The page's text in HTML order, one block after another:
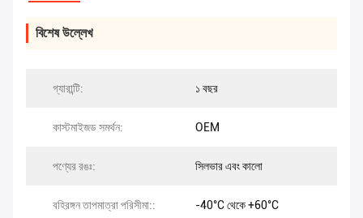
বিশেষ উল্লেখ
গ্যারান্টি: ১ বছর
কাস্টমাইজড সমর্থন: OEM
পণ্যের রঙঃ: সিলভার এবং কালো
বহিরঙ্গন তাপমাত্রা পরিসীমা:: -40°C থেকে +60°C